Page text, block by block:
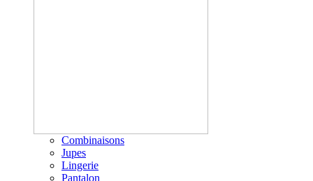
Combinaisons
Jupes
Lingerie
Pantalon